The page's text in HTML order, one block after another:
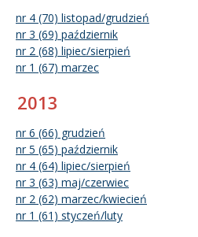
nr 4 (70) listopad/grudzień
nr 3 (69) październik
nr 2 (68) lipiec/sierpień
nr 1 (67) marzec
2013
nr 6 (66) grudzień
nr 5 (65) październik
nr 4 (64) lipiec/sierpień
nr 3 (63) maj/czerwiec
nr 2 (62) marzec/kwiecień
nr 1 (61) styczeń/luty